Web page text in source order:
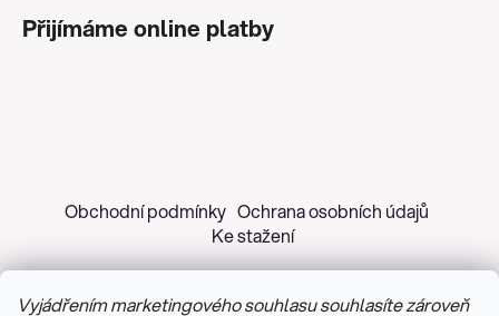
Vyjádřením marketingového souhlasu souhlasíte zároveň
Přijímáme online platby
Obchodní podmínky Ochrana osobních údajů
Ke stažení